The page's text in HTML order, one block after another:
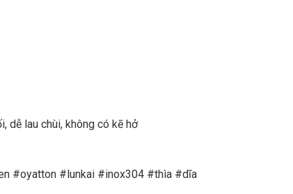
dễ lau chùi, không có kẽ hở